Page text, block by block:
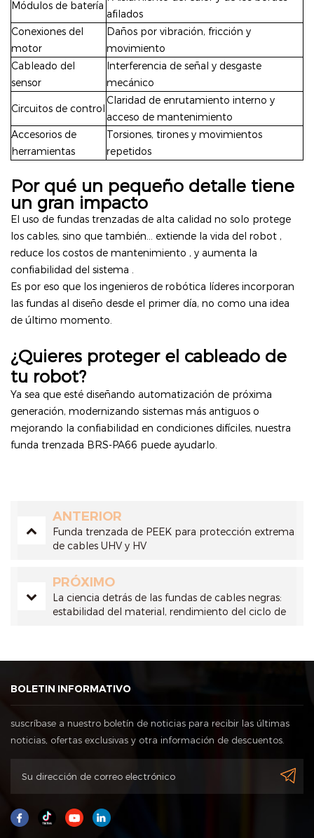
Módulos de batería
afilados
Conexiones del
motor
Daños por vibración, fricción y
movimiento
Cableado del
sensor
Interferencia de señal y desgaste
mecánico
Circuitos de control
Claridad de enrutamiento interno y
acceso de mantenimiento
Accesorios de
herramientas
Torsiones, tirones y movimientos
repetidos
Por qué un pequeño detalle tiene
un gran impacto
El uso de fundas trenzadas de alta calidad no solo protege
los cables, sino que también... extiende la vida del robot ,
reduce los costos de mantenimiento , y aumenta la
confiabilidad del sistema
Es por eso que los ingenieros de robótica líderes incorporan
las fundas al diseño desde el primer día, no como una idea
de último momento.
¿Quieres proteger el cableado de
tu robot?
Ya sea que esté diseñando automatización de próxima
generación, modernizando sistemas más antiguos o
mejorando la confiabilidad en condiciones difíciles, nuestra
funda trenzada BRS-PA66 puede ayudarlo.
ANTERIOR
Funda trenzada de PEEK para protección extrema
de cables UHV y HV
PRÓXIMO
La ciencia detrás de las fundas de cables negras:
estabilidad del material, rendimiento del ciclo de
BOLETIN INFORMATIVO
suscríbase a nuestro boletín de noticias para recibir las últimas
noticias, ofertas exclusivas y otra información de descuentos.